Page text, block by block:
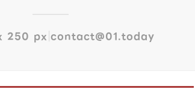
250 px|contact@01.today